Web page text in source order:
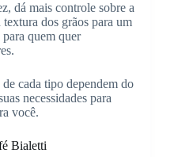
dá mais controle sobre a
dos grãos para um
quem quer
cada tipo dependem do
necessidades para
você.
Bialetti